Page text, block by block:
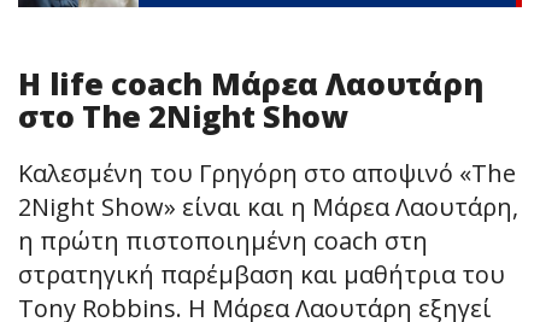
Η life coach Μάρεα Λαουτάρη
στο The 2Night Show
Καλεσμένη του Γρηγόρη στο αποψινό «The
2Night Show» είναι και η Μάρεα Λαουτάρη,
η πρώτη πιστοποιημένη coach στη
στρατηγική παρέμβαση και μαθήτρια του
Tony Robbins. Η Μάρεα Λαουτάρη εξηγεί